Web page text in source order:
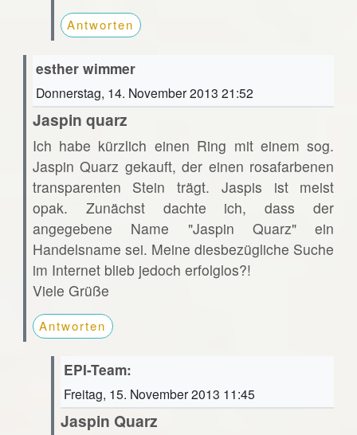
Antworten
esther wimmer
Donnerstag, 14. November 2013 21:52
Jaspin quarz
Ich habe kürzlich einen Ring mit einem sog.
Jaspin Quarz gekauft, der einen rosafarbenen
transparenten Stein trägt. Jaspis ist meist
opak. Zunächst dachte ich, dass der
angegebene Name "Jaspin Quarz" ein
Handelsname sei. Meine diesbezügliche Suche
im Internet blieb jedoch erfolglos?!
Viele Grüße
Antworten
EPI-Team:
Freitag, 15. November 2013 11:45
Jaspin Quarz